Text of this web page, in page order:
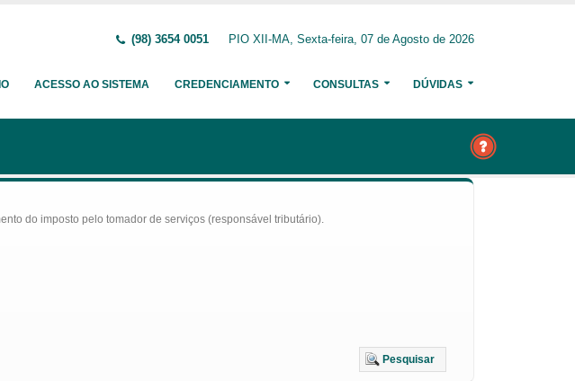
(98) 3654 0051 PIO XII-MA, Sexta-feira, 07 de Agosto de 2026
ACESSO AO SISTEMA CREDENCIAMENTO CONSULTAS DÚVIDAS
do imposto pelo tomador de serviços (responsável tributário).
Pesquisar